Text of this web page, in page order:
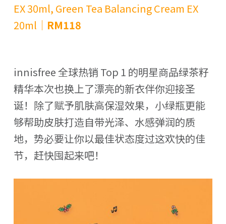
EX 30ml, Green Tea Balancing Cream EX
20ml｜ RM118
innisfree 全球热销 Top 1 的明星商品绿茶籽
精华本次也换上了漂亮的新衣伴你迎接圣
诞！除了赋予肌肤高保湿效果，小绿瓶更能
够帮助皮肤打造自带光泽、水感弹润的质
地，势必要让你以最佳状态度过这欢快的佳
节，赶快囤起来吧！